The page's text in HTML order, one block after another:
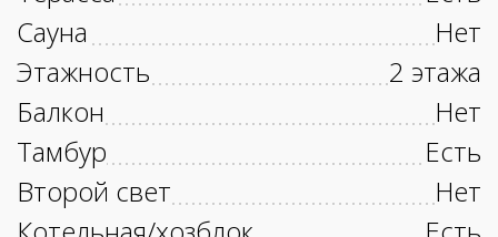
Сауна
Нет
Этажность
2 этажа
Балкон
Нет
Тамбур
Есть
Второй свет
Нет